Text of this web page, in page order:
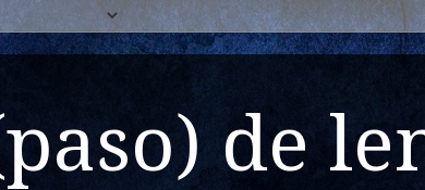
de